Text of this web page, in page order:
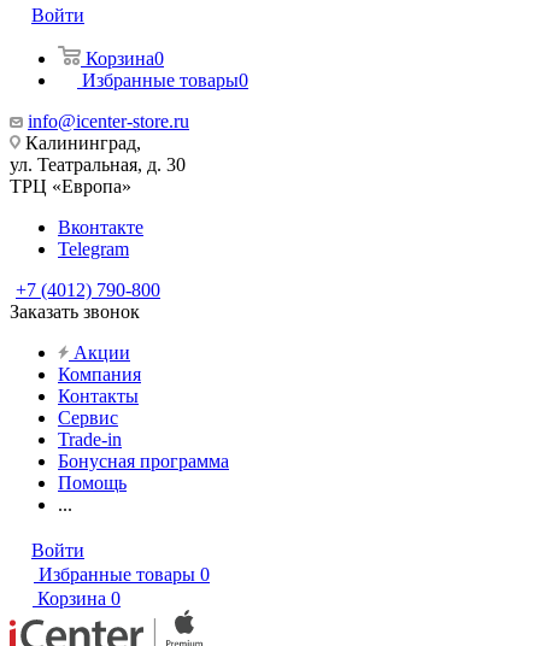
Войти
Корзина0
Избранные товары0
info@icenter-store.ru
Калининград,
ул. Театральная, д. 30
ТРЦ «Европа»
Вконтакте
Telegram
+7 (4012) 790-800
Заказать звонок
Акции
Компания
Контакты
Сервис
Trade-in
Бонусная программа
Помощь
...
Войти
Избранные товары 0
Корзина 0